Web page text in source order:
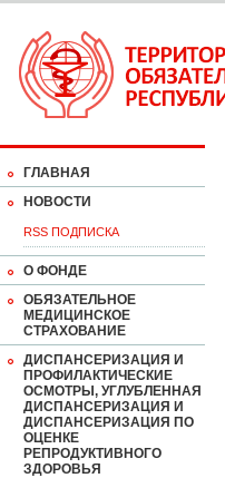
ГЛАВНАЯ
НОВОСТИ
RSS ПОДПИСКА
О ФОНДЕ
ОБЯЗАТЕЛЬНОЕ
МЕДИЦИНСКОЕ
СТРАХОВАНИЕ
ДИСПАНСЕРИЗАЦИЯ И
ПРОФИЛАКТИЧЕСКИЕ
ОСМОТРЫ, УГЛУБЛЕННАЯ
ДИСПАНСЕРИЗАЦИЯ И
ДИСПАНСЕРИЗАЦИЯ ПО
ОЦЕНКЕ
РЕПРОДУКТИВНОГО
ЗДОРОВЬЯ